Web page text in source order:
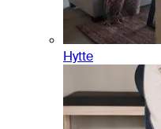
Hytte